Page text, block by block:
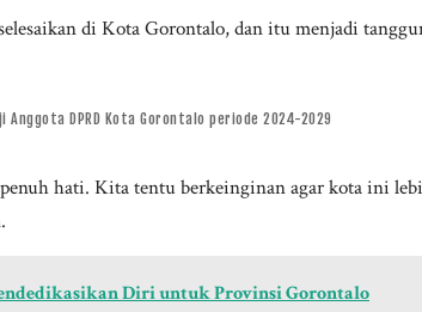
di Kota Gorontalo, dan itu menjadi
DPRD Kota Gorontalo periode 2024-2029
hati. Kita tentu berkeinginan agar kota ini
Diri untuk Provinsi Gorontalo